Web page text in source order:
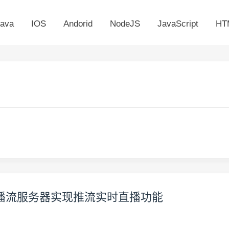
IOS Andorid NodeJS JavaScript
流服务器实现推流实时直播功能